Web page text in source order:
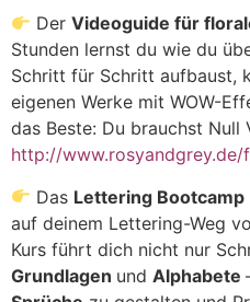
DerVideoguide für
Stunden lernst du wie du
Schritt für Schritt aufbaust,
eigenen Werke mit WOW-
das Beste: Du brauchst Null
http://www.rosyandgrey.de/
Das Lettering Bootcamp
auf deinem Lettering-Weg
Kurs führt dich nicht nur
Grundlagen und Alphabete